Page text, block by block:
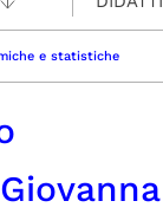
e statistiche